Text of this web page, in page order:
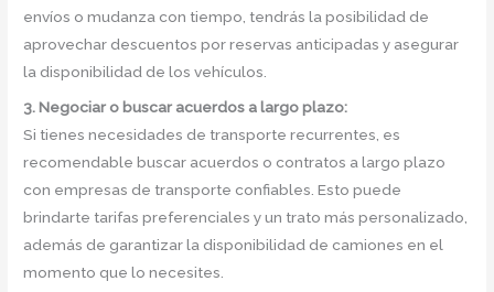
envíos o mudanza con tiempo, tendrás la posibilidad de
aprovechar descuentos por reservas anticipadas y asegurar
la disponibilidad de los vehículos.
3. Negociar o buscar acuerdos a largo plazo:
Si tienes necesidades de transporte recurrentes, es
recomendable buscar acuerdos o contratos a largo plazo
con empresas de transporte confiables. Esto puede
brindarte tarifas preferenciales y un trato más personalizado,
además de garantizar la disponibilidad de camiones en el
momento que lo necesites.